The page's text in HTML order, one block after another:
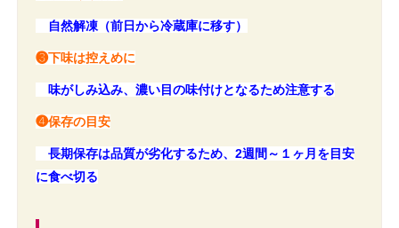
自然解凍（前日から冷蔵庫に移す）
❸下味は控えめに
味がしみ込み、濃い目の味付けとなるため注意する
❹保存の目安
長期保存は品質が劣化するため、2週間～１ヶ月を目安
に食べ切る